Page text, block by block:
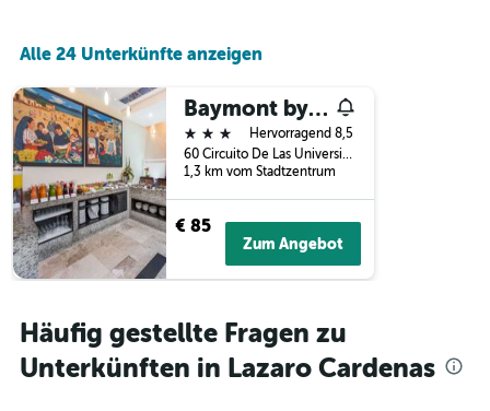
Alle 24 Unterkünfte anzeigen
Baymont by Wyndham Lazaro Cardenas
3 Sterne
Hervorragend 8,5
60 Circuito De Las Universidad, Lazaro Cardenas, Michoacán, Mexiko
1,3 km vom Stadtzentrum
€ 85
Zum Angebot
Häufig gestellte Fragen zu
Unterkünften in Lazaro Cardenas